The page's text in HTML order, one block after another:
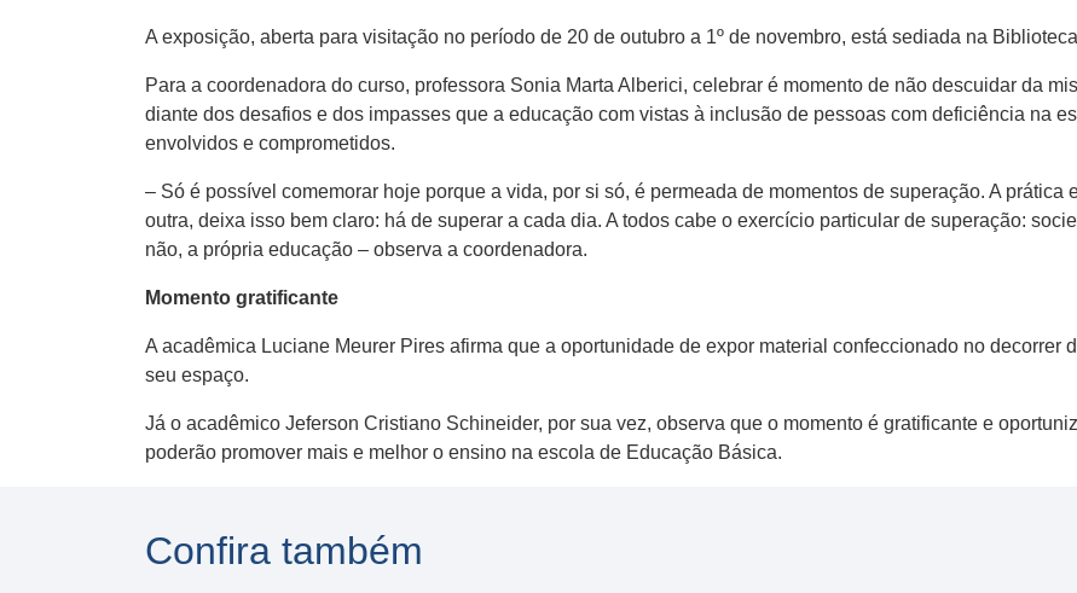
A exposição, aberta para visitação no período de 20 de outubro a 1º de novembro, está sediada na
Para a coordenadora do curso, professora Sonia Marta Alberici, celebrar é momento de não descuidar da
diante dos desafios e dos impasses que a educação com vistas à inclusão de pessoas com deficiência na
envolvidos e comprometidos.
– Só é possível comemorar hoje porque a vida, por si só, é permeada de momentos de superação. A
outra, deixa isso bem claro: há de superar a cada dia. A todos cabe o exercício particular de superação:
não, a própria educação – observa a coordenadora.
Momento gratificante
A acadêmica Luciane Meurer Pires afirma que a oportunidade de expor material confeccionado no decorrer
seu espaço.
Já o acadêmico Jeferson Cristiano Schineider, por sua vez, observa que o momento é gratificante e
poderão promover mais e melhor o ensino na escola de Educação Básica.
Confira também